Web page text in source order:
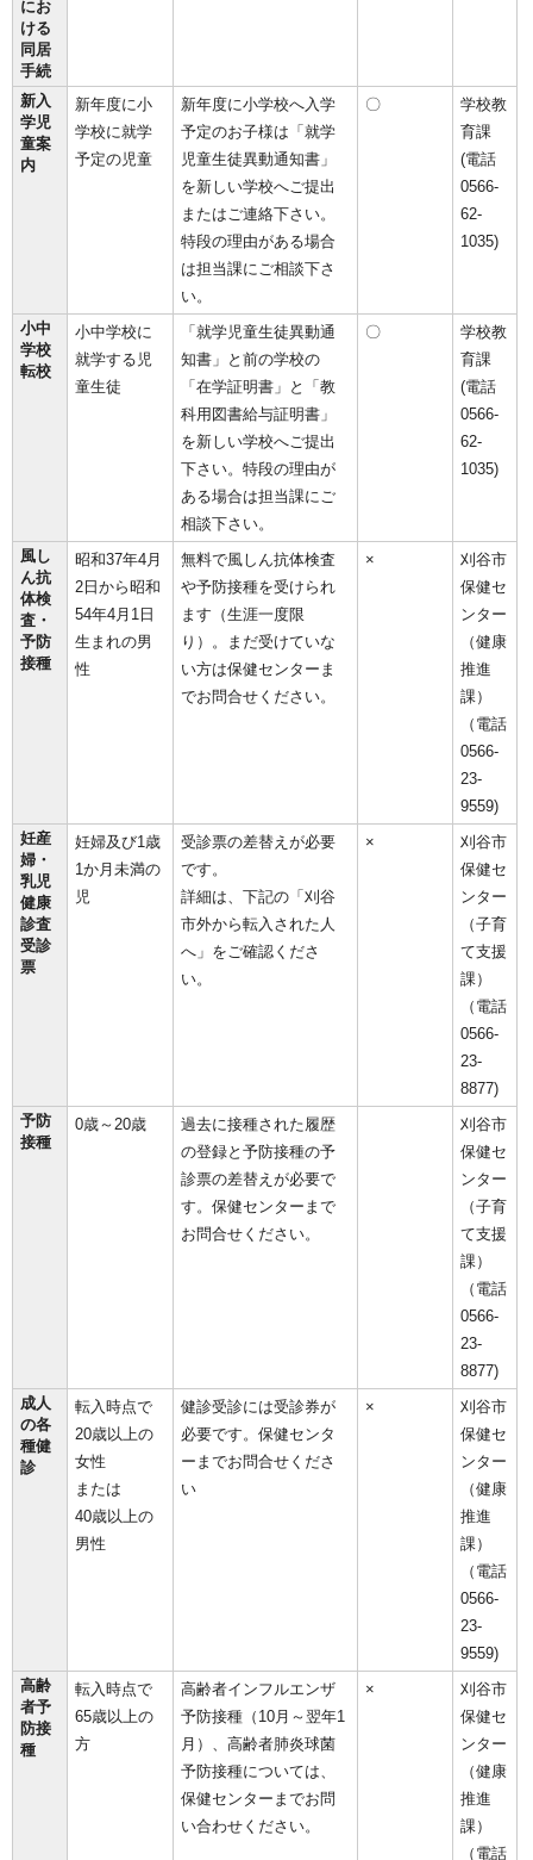
にお
ける
同居
手続
新入
学児
童案
内
新年度に小
学校に就学
予定の児童
新年度に小学校へ入学
予定のお子様は「就学
児童生徒異動通知書」
を新しい学校へご提出
またはご連絡下さい。
特段の理由がある場合
は担当課にご相談下さ
い。
〇
学校教
育課
(電話
0566-
62-
1035)
小中
学校
転校
小中学校に
就学する児
童生徒
「就学児童生徒異動通
知書」と前の学校の
「在学証明書」と「教
科用図書給与証明書」
を新しい学校へご提出
下さい。特段の理由が
ある場合は担当課にご
相談下さい。
〇
学校教
育課
(電話
0566-
62-
1035)
風し
ん抗
体検
査・
予防
接種
昭和37年4月
2日から昭和
54年4月1日
生まれの男
性
無料で風しん抗体検査
や予防接種を受けられ
ます（生涯一度限
り）。まだ受けていな
い方は保健センターま
でお問合せください。
×
刈谷市
保健セ
ンター
（健康
推進
課）
（電話
0566-
23-
9559)
妊産
婦・
乳児
健康
診査
受診
票
妊婦及び1歳
1か月未満の
児
受診票の差替えが必要
です。
詳細は、下記の「刈谷
市外から転入された人
へ」をご確認くださ
い。
×
刈谷市
保健セ
ンター
（子育
て支援
課）
（電話
0566-
23-
8877)
予防
接種
0歳～20歳
過去に接種された履歴
の登録と予防接種の予
診票の差替えが必要で
す。保健センターまで
お問合せください。
刈谷市
保健セ
ンター
（子育
て支援
課）
（電話
0566-
23-
8877)
成人
の各
種健
診
転入時点で
20歳以上の
女性
または
40歳以上の
男性
健診受診には受診券が
必要です。保健センタ
ーまでお問合せくださ
い
×
刈谷市
保健セ
ンター
（健康
推進
課）
（電話
0566‐
23-
9559)
高齢
者予
防接
種
転入時点で
65歳以上の
方
高齢者インフルエンザ
予防接種（10月～翌年1
月）、高齢者肺炎球菌
予防接種については、
保健センターまでお問
い合わせください。
×
刈谷市
保健セ
ンター
（健康
推進
課）
（電話